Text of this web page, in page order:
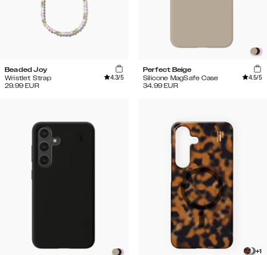
Beaded Joy
Wristlet Strap
4.3/5
29.99 EUR
Perfect Beige
Silicone MagSafe Case
4.5/5
34.99 EUR
+1